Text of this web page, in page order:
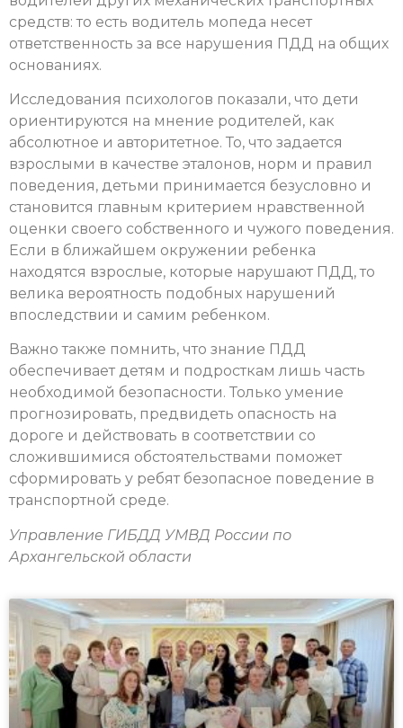
средств: то есть водитель мопеда несет
ответственность за все нарушения ПДД на общих
основаниях.
Исследования психологов показали, что дети
ориентируются на мнение родителей, как
абсолютное и авторитетное. То, что задается
взрослыми в качестве эталонов, норм и правил
поведения, детьми принимается безусловно и
становится главным критерием нравственной
оценки своего собственного и чужого поведения.
Если в ближайшем окружении ребенка
находятся взрослые, которые нарушают ПДД, то
велика вероятность подобных нарушений
впоследствии и самим ребенком.
Важно также помнить, что знание ПДД
обеспечивает детям и подросткам лишь часть
необходимой безопасности. Только умение
прогнозировать, предвидеть опасность на
дороге и действовать в соответствии со
сложившимися обстоятельствами поможет
сформировать у ребят безопасное поведение в
транспортной среде.
Управление ГИБДД УМВД России по
Архангельской области